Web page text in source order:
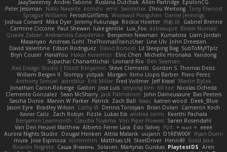
JaaySweeney Andrei Tabone Ruslana Dutchak Allen Partridge EpsilonCG
Peter Jessiman
Nikki Navaille komito emil Saintetixx Zhou Weitong Tony Elwood
Sprague Williams FeroshGirlSims Worawut Pongchen Daniel Jennings
Joshua Conard
Mike Dyer Jeremy Fukunaga Rockie Hoerter 鸿彬 邱 Gabriel Brenne
Carmine Ciccone Paul Shewan luke gentile Lux_Fox azbeaupre Binsei Numao
Quade Zaban Aleksandra Davydenko Benjamin Newman Kumatora Liam Jordan
Masanyao Andreas Gohl TheThomasTrainzUser Line Ulv John Dreessen
David Valentine Edson Rodriguez Dávid Borsodi Lil Sleeping Bag SubToMyYTplz
Bryn Couser HanaYou Hakar Kerarmor Elric Chen Michelle Hironaka Yandong
Supachai Chanarittichai
Leonard Rio Ben Seaman
Axis Design Studio | Elliott Benjamin Steve Clements Gordon S Thomas Deisz
William Bergen II Slompy yotpak Morgan Ximo Llopis Barber Piero Perez
Anthony Simuel astroblur Erik Miller Fred Vollmer Jeff Kissel
Martin Býšek
Jonathan Caron-Roberge Gaston Jose Luis seryong kim till toe Nicolas Ocheda
Clemente Gonzalez Sean McSharry Jack Palmstrom John Daineusaure Bas Peeters
Sascha Donie Marvin W Parker Patrick Zach Ball Isaac katren wood
Deek_Blue
Jason Eyre Bradley Wilson Cathy W Dennis Torosyan Brian Dolan
Cameron Koch
Xavier Caliz
Zach Robyn Fizzle Lukas Ess andrea cerini
Keerthi Pachala
Benjamin Learmonth Claudia Toyama Von Piper Flowers Søren Rosendahl
Van Den Heuvel Matthew Alberto Ferrer Lara Edo Salvej Pzit ✧ 𝔪𝔞𝔯𝔦 ✧ eeee
Aurora Nights Studio
Dougal Henken Attila Malarik uujann D1REW00F Ryan Dunn
mura Jose Espinoza iiiimmmm Matthias LN SteelDriver Henri49 Solid Jake
Ricardo Negrete Саша Ячмень Solacen Martynas Gurskas PlaytestDS Aren